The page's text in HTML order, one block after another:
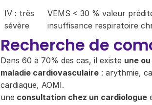
IV : très
sévère
VEMS < 30 % valeur
insuffisance respiratoire
Recherche de
Dans 60 à 70% des cas, il existe une
maladie cardiovasculaire: arythmie,
cardiaque, AOMI.
uneconsultation chez un cardiologue